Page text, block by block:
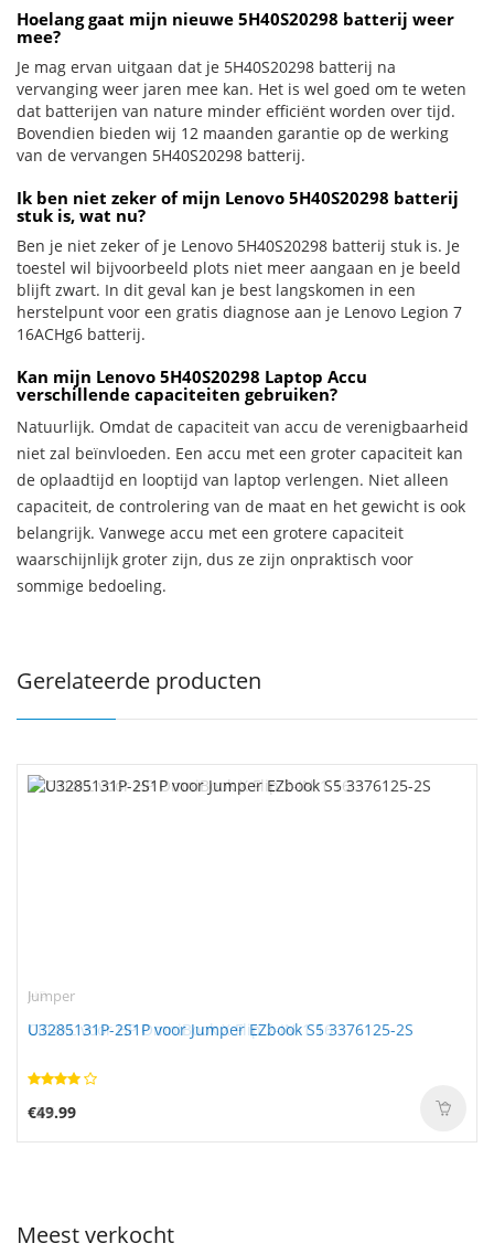
Hoelang gaat mijn nieuwe 5H40S20298 batterij weer
mee?
Je mag ervan uitgaan dat je 5H40S20298 batterij na
vervanging weer jaren mee kan. Het is wel goed om te weten
dat batterijen van nature minder efficiënt worden over tijd.
Bovendien bieden wij 12 maanden garantie op de werking
van de vervangen 5H40S20298 batterij.
Ik ben niet zeker of mijn Lenovo 5H40S20298 batterij
stuk is, wat nu?
Ben je niet zeker of je Lenovo 5H40S20298 batterij stuk is. Je
toestel wil bijvoorbeeld plots niet meer aangaan en je beeld
blijft zwart. In dit geval kan je best langskomen in een
herstelpunt voor een gratis diagnose aan je Lenovo Legion 7
16ACHg6 batterij.
Kan mijn Lenovo 5H40S20298 Laptop Accu
verschillende capaciteiten gebruiken?
Natuurlijk. Omdat de capaciteit van accu de verenigbaarheid
niet zal beïnvloeden. Een accu met een groter capaciteit kan
de oplaadtijd en looptijd van laptop verlengen. Niet alleen
capaciteit, de controlering van de maat en het gewicht is ook
belangrijk. Vanwege accu met een grotere capaciteit
waarschijnlijk groter zijn, dus ze zijn onpraktisch voor
sommige bedoeling.
Gerelateerde producten
Jumper
U3285131P-2S1P voor Jumper EZbook S5 3376125-2S
€49.99
Meest verkocht